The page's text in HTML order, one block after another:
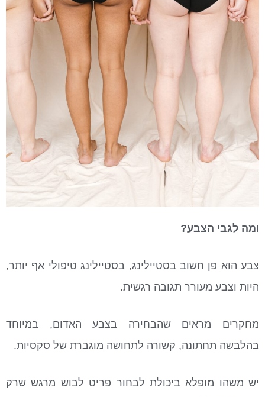
ומה לגבי הצבע?
צבע הוא פן חשוב בסטיילינג, בסטיילינג טיפולי אף יותר,
היות וצבע מעורר תגובה רגשית.
מחקרים מראים שהבחירה בצבע האדום, במיוחד
בהלבשה תחתונה, קשורה לתחושה מוגברת של סקסיות.
יש משהו מופלא ביכולת לבחור פריט לבוש מרגש שרק